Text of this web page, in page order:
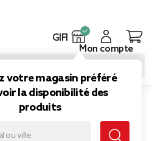
GIFI
votre magasin préféré
la disponibilité des
produits
Mon compte